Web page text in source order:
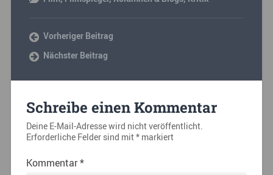
Vorheriger Beitrag
Nächster Beitrag
Schreibe einen Kommentar
Deine E-Mail-Adresse wird nicht veröffentlicht.
Erforderliche Felder sind mit*markiert
Kommentar*